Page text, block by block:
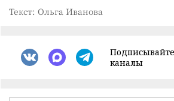
Текст: Ольга Иванова
каналы